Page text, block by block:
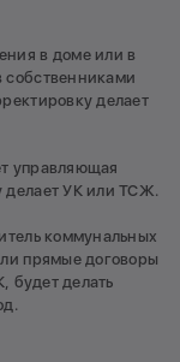
в доме или в
собственниками
делает
управляющая
делает УК или ТСЖ.
коммунальных
прямые договоры
будет делать